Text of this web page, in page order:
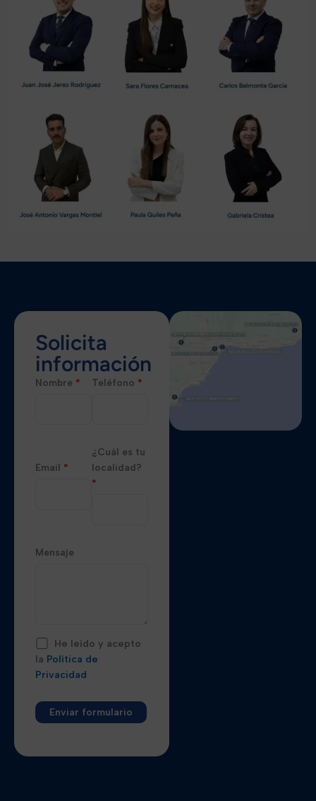
Solicita
información
Nombre * Teléfono *
Email *
¿Cuál es tu
localidad?
*
Mensaje
He leído y acepto
la Política de
Privacidad